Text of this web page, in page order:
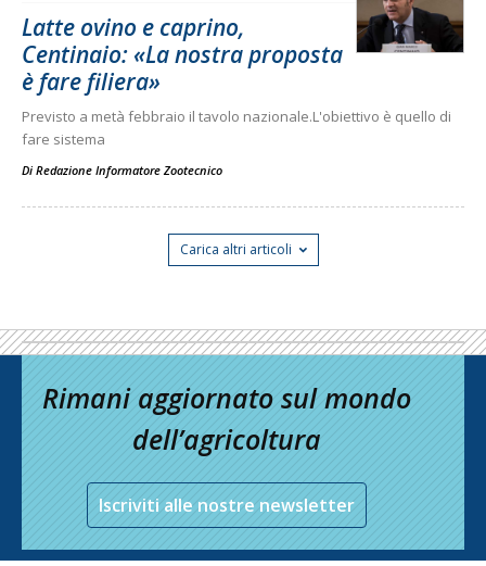
Latte ovino e caprino,
Centinaio: «La nostra proposta
è fare filiera»
Previsto a metà febbraio il tavolo nazionale.L'obiettivo è quello di
fare sistema
Di Redazione Informatore Zootecnico
Carica altri articoli
Rimani aggiornato sul mondo
dell’agricoltura
Iscriviti alle nostre newsletter